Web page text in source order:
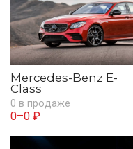
Mercedes-Benz E-
Class
0 в продаже
0–0 ₽